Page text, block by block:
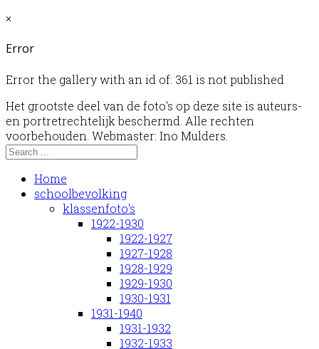
×
Error
Error the gallery with an id of: 361 is not published
Het grootste deel van de foto's op deze site is auteurs-
en portretrechtelijk beschermd. Alle rechten
voorbehouden. Webmaster: Ino Mulders.
Home
schoolbevolking
klassenfoto's
1922-1930
1922-1927
1927-1928
1928-1929
1929-1930
1930-1931
1931-1940
1931-1932
1932-1933